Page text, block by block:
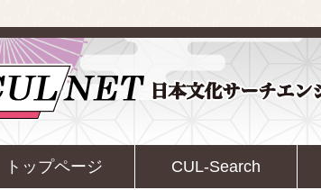
トップページ CUL-Search